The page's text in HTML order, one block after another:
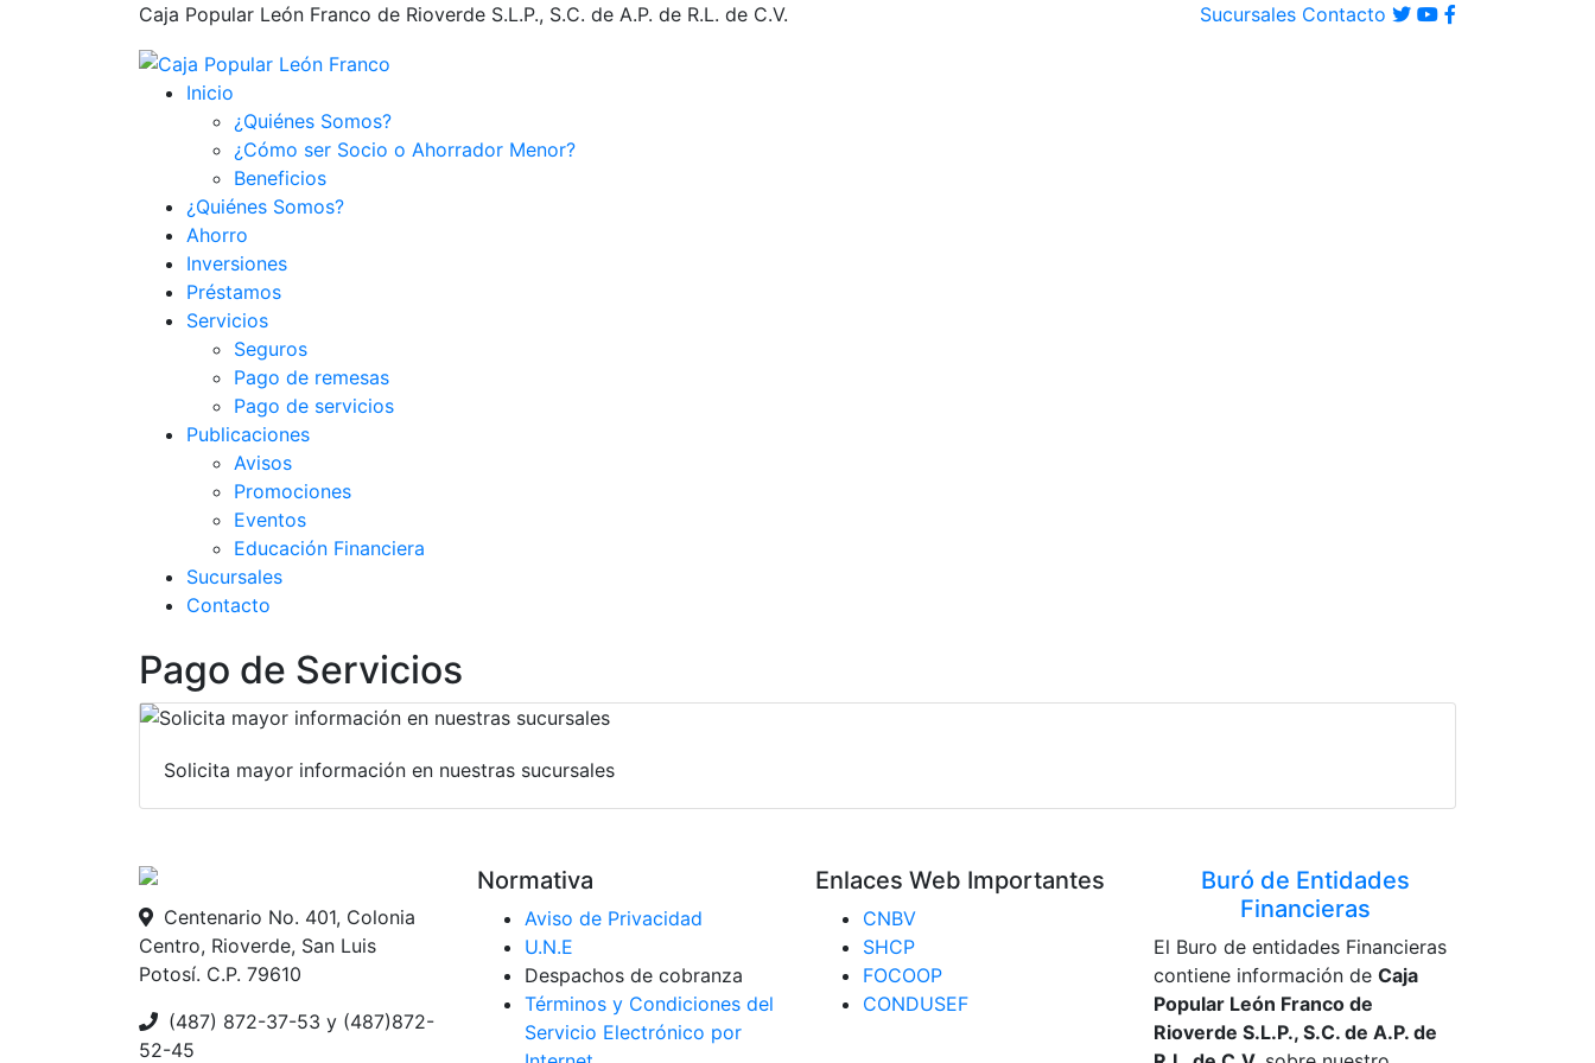
Caja Popular León Franco de Rioverde S.L.P., S.C. de A.P. de R.L. de C.V. Sucursales Contacto
Inicio
¿Quiénes Somos?
¿Cómo ser Socio o Ahorrador Menor?
Beneficios
¿Quiénes Somos?
Ahorro
Inversiones
Préstamos
Servicios
Seguros
Pago de remesas
Pago de servicios
Publicaciones
Avisos
Promociones
Eventos
Educación Financiera
Sucursales
Contacto
Pago de Servicios
Solicita mayor información en nuestras sucursales
Centenario No. 401, Colonia
Centro, Rioverde, San Luis
Potosí. C.P. 79610
(487) 872-37-53 y (487)872-
52-45
Normativa
Aviso de Privacidad
U.N.E
Despachos de cobranza
Términos y Condiciones del
Servicio Electrónico por
Enlaces Web Importantes
CNBV
SHCP
FOCOOP
CONDUSEF
Buró de Entidades
Financieras
El Buro de entidades Financieras
contiene información de Caja
Popular León Franco de
Rioverde S.L.P., S.C. de A.P. de